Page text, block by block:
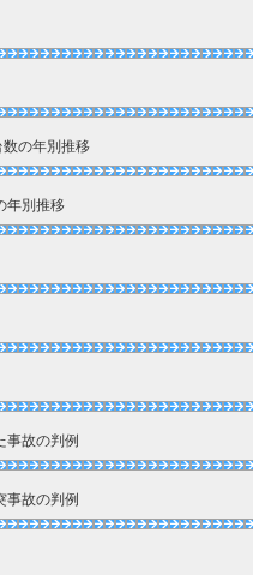
の年別推移
年別推移
事故の判例
事故の判例